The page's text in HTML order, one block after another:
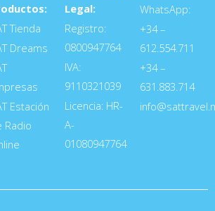
Tienda
Dreams
Estación
Radio
Legal:
Registro:
0800947764
IVA:
9110321039
Licencia: HR-
A-
01080947764
WhatsApp:
+34 –
612.554.711
+34 –
631.883.714